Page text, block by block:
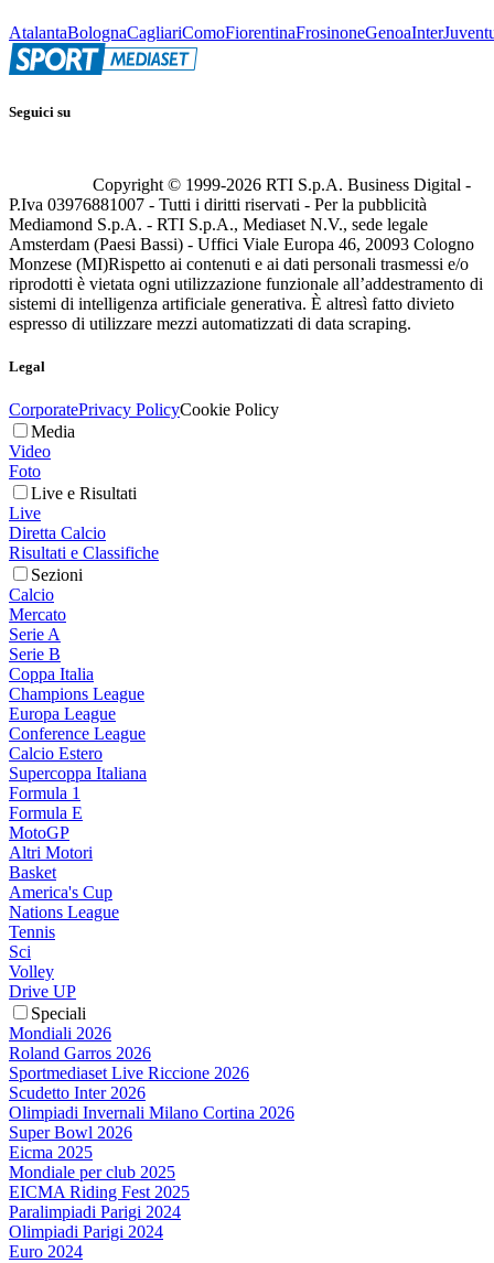
AtalantaBolognaCagliariComoFiorentinaFrosinoneGenoaInter
Seguici su
Copyright © 1999-2026 RTI S.p.A. Business Digital -
P.Iva 03976881007 - Tutti i diritti riservati - Per la pubblicità
Mediamond S.p.A. - RTI S.p.A., Mediaset N.V., sede legale
Amsterdam (Paesi Bassi) - Uffici Viale Europa 46, 20093 Cologno
Monzese (MI)Rispetto ai contenuti e ai dati personali trasmessi e/o
riprodotti è vietata ogni utilizzazione funzionale all’addestramento di
sistemi di intelligenza artificiale generativa. È altresì fatto divieto
espresso di utilizzare mezzi automatizzati di data scraping.
Legal
CorporatePrivacy PolicyCookie Policy
Media
Video
Foto
Live e Risultati
Live
Diretta Calcio
Risultati e Classifiche
Sezioni
Calcio
Mercato
Serie A
Serie B
Coppa Italia
Champions League
Europa League
Conference League
Calcio Estero
Supercoppa Italiana
Formula 1
Formula E
MotoGP
Altri Motori
Basket
America's Cup
Nations League
Tennis
Sci
Volley
Drive UP
Speciali
Mondiali 2026
Roland Garros 2026
Sportmediaset Live Riccione 2026
Scudetto Inter 2026
Olimpiadi Invernali Milano Cortina 2026
Super Bowl 2026
Eicma 2025
Mondiale per club 2025
EICMA Riding Fest 2025
Paralimpiadi Parigi 2024
Olimpiadi Parigi 2024
Euro 2024